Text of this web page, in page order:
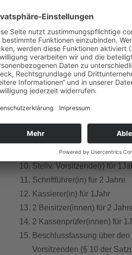
Die Tagesordnung umfasst folgende
Begrüßung
Feststellung der
Genehmigung des
Bericht des Vorstandes
Bericht der Kassenprüfer
Wahl der
Entlastung des Vorstandes
Wahlen
Vorsitzende(r) für 2 Jahre
Stellv. Vorsitzende(r) für
Schriftführer(in) für 2 Jahre
Kassierer(in) für 1Jahr
2 Beisitzer(innen) für 2
2 Kassenprüfer(innen) für
Beschlussfassung über
Vorsitzenden (§ 10 der